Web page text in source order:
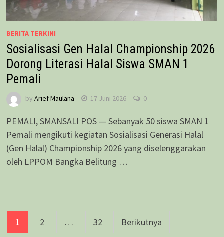
BERITA TERKINI
Sosialisasi Gen Halal Championship 2026
Dorong Literasi Halal Siswa SMAN 1
Pemali
by Arief Maulana 17 Juni 2026 0
PEMALI, SMANSALI POS — Sebanyak 50 siswa SMAN 1
Pemali mengikuti kegiatan Sosialisasi Generasi Halal
(Gen Halal) Championship 2026 yang diselenggarakan
oleh LPPOM Bangka Belitung …
Paginasi
1 2 … 32 Berikutnya